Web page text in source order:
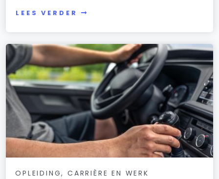
LEES VERDER
OPLEIDING, CARRIÈRE EN WERK